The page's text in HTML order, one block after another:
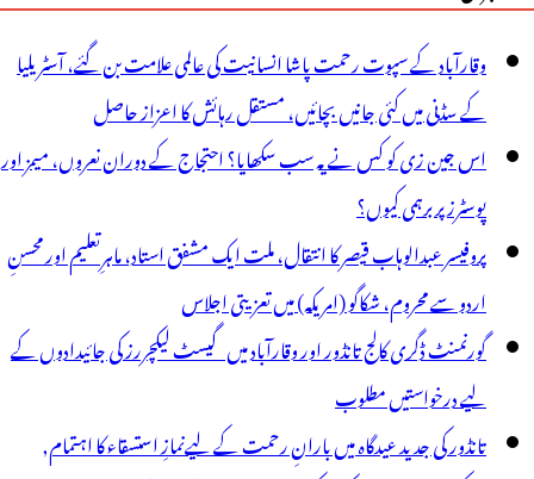
وقارآباد کے سپوت رحمت پاشا انسانیت کی عالمی علامت بن گئے، آسٹریلیا
کے سڈنی میں کئی جانیں بچائیں، مستقل رہائش کا اعزاز حاصل
اس جین زی کو کس نے یہ سب سکھایا؟ احتجاج کے دوران نعروں، میمز اور
پوسٹرز پر برہمی کیوں؟
پروفیسر عبدالوہاب قیصر کا انتقال، ملت ایک مشفق استاد، ماہرِتعلیم اور محسنِ
اردو سے محروم، شکاگو (امریکہ) میں تعزیتی اجلاس
گورنمنٹ ڈگری کالج تانڈور اور وقارآباد میں گیسٹ لیکچررز کی جائیدادوں کے
لیے درخواستیں مطلوب
تانڈور کی جدید عیدگاہ میں بارانِ رحمت کے لیےنمازِ استسقاء کا اہتمام,